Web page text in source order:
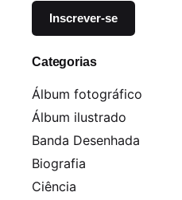
Categorias
Álbum fotográfico
Álbum ilustrado
Banda Desenhada
Biografia
Ciência